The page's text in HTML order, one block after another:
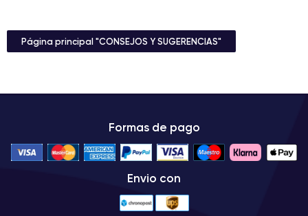
Página principal "CONSEJOS Y SUGERENCIAS"
Formas de pago
Envio con